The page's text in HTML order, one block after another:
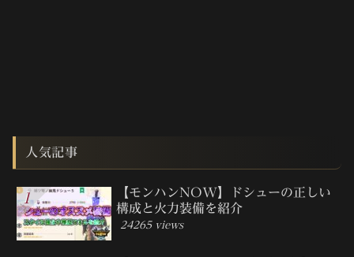
人気記事
【モンハンNOW】ドシューの正しい
構成と火力装備を紹介
24265 views